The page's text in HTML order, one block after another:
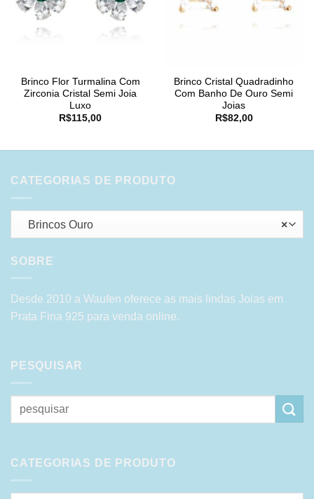
Brinco Flor Turmalina Com
Zirconia Cristal Semi Joia
Luxo
R$115,00
Brinco Cristal Quadradinho
Com Banho De Ouro Semi
Joias
R$82,00
CATEGORIAS DE PRODUTO
×
Brincos Ouro
SOBRE
Desde 2010 a Waufen oferece as mais lindas Joias em
Prata Fina 925 para venda online.
PESQUISAR
Pesquisar
por:
CATEGORIAS DE PRODUTO